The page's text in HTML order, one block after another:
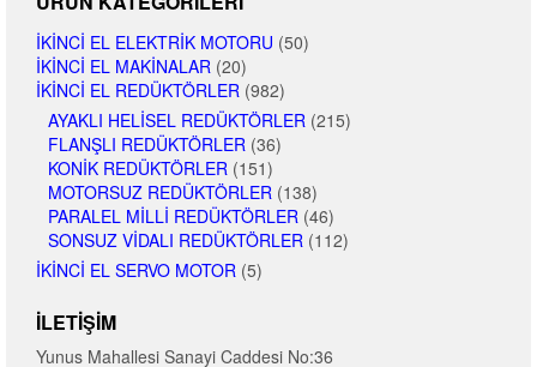
İKINCI EL ELEKTRIK MOTORU (50)
İKINCI EL MAKINALAR (20)
İKINCI EL REDÜKTÖRLER (982)
AYAKLI HELISEL REDÜKTÖRLER (215)
FLANŞLI REDÜKTÖRLER (36)
KONIK REDÜKTÖRLER (151)
MOTORSUZ REDÜKTÖRLER (138)
PARALEL MILLI REDÜKTÖRLER (46)
SONSUZ VIDALI REDÜKTÖRLER (112)
İKINCI EL SERVO MOTOR (5)
İLETIŞIM
Yunus Mahallesi Sanayi Caddesi No:36